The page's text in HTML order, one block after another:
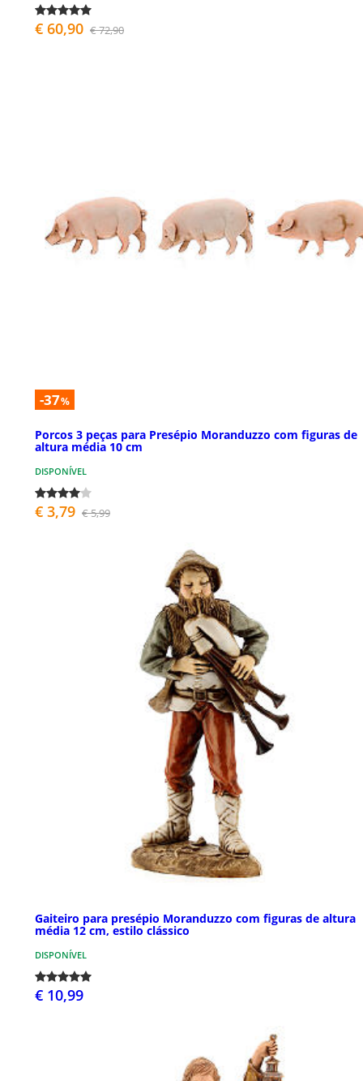
€ 60,90 € 72,90
-37%
Porcos 3 peças para Presépio Moranduzzo com figuras de
altura média 10 cm
DISPONÍVEL
€ 3,79 € 5,99
Gaiteiro para presépio Moranduzzo com figuras de altura
média 12 cm, estilo clássico
DISPONÍVEL
€ 10,99